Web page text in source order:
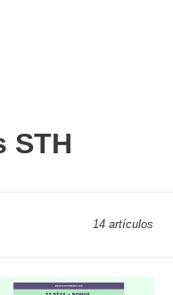
STH
14 artículos